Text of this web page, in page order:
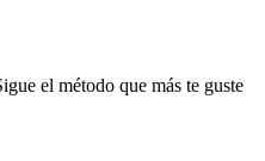
el método que más te guste